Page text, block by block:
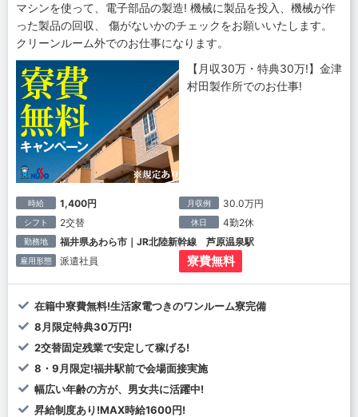
マシンを使って、電子部品の製造! 機械に製品を投入、機械が作
った製品の回収、 傷がないかのチェックをお願いいたします。
クリーンルーム外でのお仕事になります。
【月収30万・特典30万!】金津
村田製作所でのお仕事!
時給 1,400円 月収例 30.0万円
シフト 2交替 休日 4勤2休
勤務地 福井県あわら市｜JR北陸新幹線 芦原温泉駅
雇用形態 派遣社員 寮費無料
在籍中寮費無料!生活家電つきのワンルーム寮完備
8月限定特典30万円!
2交替固定残業で安定して稼げる!
8・9月限定!福井駅前で会場面接実施
幅広い年齢の方が、男女共に活躍中!
昇給制度あり!MAX時給1600円!